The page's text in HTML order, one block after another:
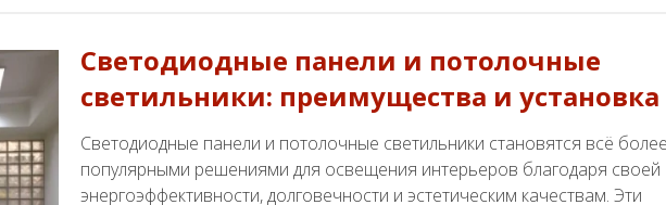
Светодиодные панели и потолочные
светильники: преимущества и установка
Светодиодные панели и потолочные светильники становятся всё более
популярными решениями для освещения интерьеров благодаря своей
энергоэффективности, долговечности и эстетическим качествам. Эти